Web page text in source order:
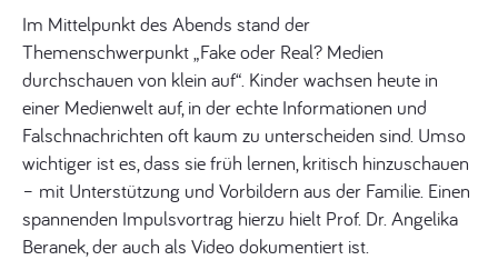
Im Mittelpunkt des Abends stand der
Themenschwerpunkt „Fake oder Real? Medien
durchschauen von klein auf“. Kinder wachsen heute in
einer Medienwelt auf, in der echte Informationen und
Falschnachrichten oft kaum zu unterscheiden sind. Umso
wichtiger ist es, dass sie früh lernen, kritisch hinzuschauen
– mit Unterstützung und Vorbildern aus der Familie. Einen
spannenden Impulsvortrag hierzu hielt Prof. Dr. Angelika
Beranek, der auch als Video dokumentiert ist.